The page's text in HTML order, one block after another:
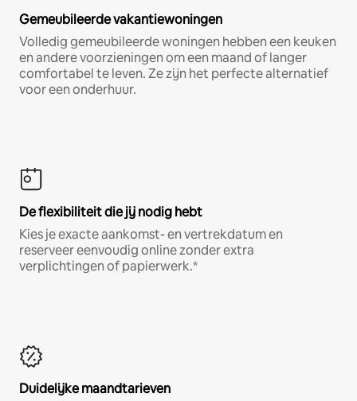
Gemeubileerde vakantiewoningen
Volledig gemeubileerde woningen hebben een keuken
en andere voorzieningen om een maand of langer
comfortabel te leven. Ze zijn het perfecte alternatief
voor een onderhuur.
De flexibiliteit die jij nodig hebt
Kies je exacte aankomst- en vertrekdatum en
reserveer eenvoudig online zonder extra
verplichtingen of papierwerk.*
Duidelijke maandtarieven